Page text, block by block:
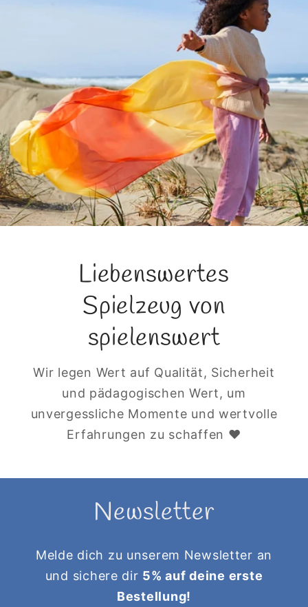
Liebenswertes
Spielzeug von
spielenswert
Wir legen Wert auf Qualität, Sicherheit
und pädagogischen Wert, um
unvergessliche Momente und wertvolle
Erfahrungen zu schaffen ♥
Newsletter
Melde dich zu unserem Newsletter an
und sichere dir 5% auf deine erste
Bestellung!